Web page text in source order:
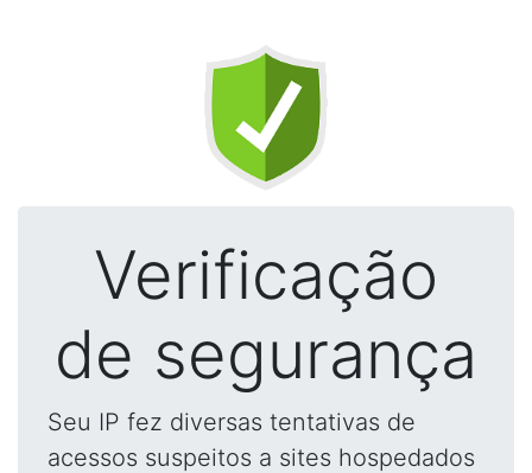
Verificação
de segurança
Seu IP fez diversas tentativas de
acessos suspeitos a sites hospedados